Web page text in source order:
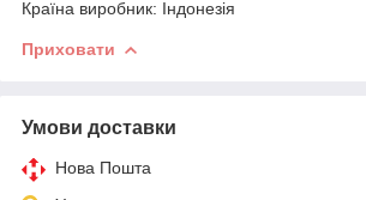
Країна виробник: Індонезія
Приховати
Умови доставки
Нова Пошта